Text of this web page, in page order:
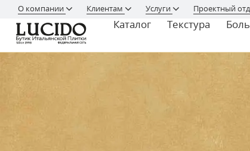
О компании Клиентам Услуги Проектный
Каталог Текстура